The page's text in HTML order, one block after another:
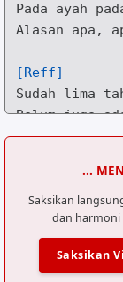
Pada ayah
Alasan apa,
[Reff]
Sudah lima
Belum juga
Ku takut
Kita sama
Lagi pu la
Cukup sudah
A-haa..
...
Saksikan
dan harmoni
Saksikan